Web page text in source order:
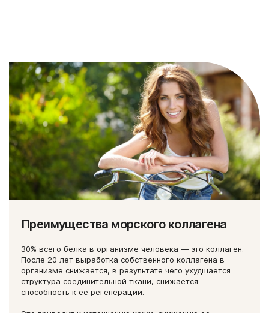
Преимущества морского коллагена
30% всего белка в организме человека — это коллаген.
После 20 лет выработка собственного коллагена в
организме снижается, в результате чего ухудшается
структура соединительной ткани, снижается
способность к ее регенерации.